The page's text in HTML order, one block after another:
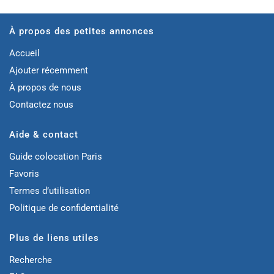
À propos des petites annonces
Accueil
Ajouter récemment
À propos de nous
Contactez nous
Aide & contact
Guide colocation Paris
Favoris
Termes d’utilisation
Politique de confidentialité
Plus de liens utiles
Recherche